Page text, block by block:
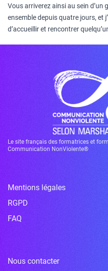
Vous arriverez ainsi au sein d’un
ensemble depuis quatre jours, et
d’accueillir et rencontrer
Le site français des formatrices et
Communication NonViolente®
Mentions légales
RGPD
FAQ
Nous contacter